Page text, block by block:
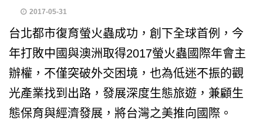
2017-05-31
台北都市復育螢火蟲成功，創下全球首例，今
年打敗中國與澳洲取得2017螢火蟲國際年會主
辦權，不僅突破外交困境，也為低迷不振的觀
光產業找到出路，發展深度生態旅遊，兼顧生
態保育與經濟發展，將台灣之美推向國際。